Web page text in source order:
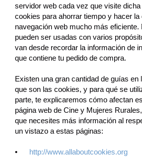
servidor web cada vez que visite
cookies para ahorrar tiempo y hacer la
navegación web mucho más eficiente.
pueden ser usadas con varios
van desde recordar la información de
que contiene tu pedido de compra.
Existen una gran cantidad de guías en
que son las cookies, y para qué se
parte, te explicaremos cómo afectan
página web de Cine y Mujeres
que necesites más información al
un vistazo a estas páginas:
• http://www.allaboutcookies.org